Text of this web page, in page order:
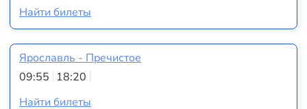
Найти билеты
Ярославль - Пречистое
09:55 18:20
Найти билеты